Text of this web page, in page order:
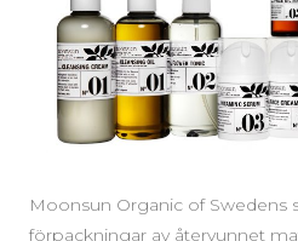
Moonsun Organic of Swedens
förpackningar av återvunnet